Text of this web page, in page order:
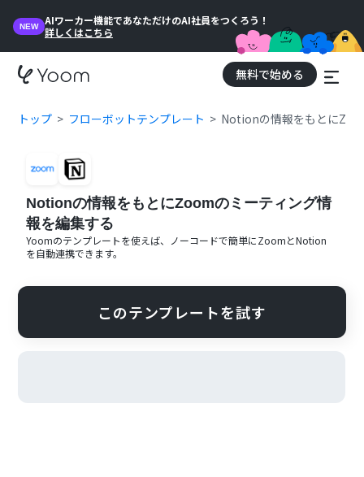
NEW
AIワーカー機能であなただけのAI社員をつくろう！
詳しくはこちら
無料で始める
トップ フローボットテンプレート Notionの情報をもとに
Notionの情報をもとにZoomのミーティング情
報を編集する
Yoomのテンプレートを使えば、ノーコードで簡単にZoomとNotion
を自動連携できます。
このテンプレートを試す